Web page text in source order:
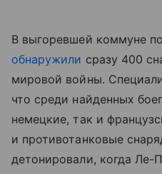
В выгоревшей коммуне
обнаружили сразу 400
мировой войны.
что среди найденных
немецкие, так и
и противотанковые
детонировали, когда